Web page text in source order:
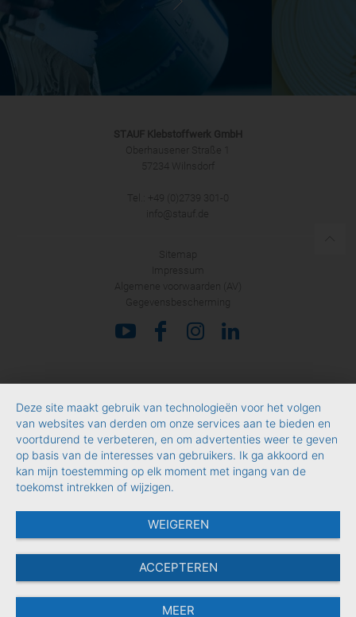
STAUF Klebstoffwerk GmbH
Oberhausener Straße 1
57234 Wilnsdorf
Tel.: +49 (0)2739 301-0
info@stauf.de
Sitemap
Impressum
Algemene voorwaarden (AV)
Gegevensbescherming
Deze site maakt gebruik van technologieën voor het volgen
van websites van derden om onze services aan te bieden en
voortdurend te verbeteren, en om advertenties weer te geven
op basis van de interesses van gebruikers. Ik ga akkoord en
kan mijn toestemming op elk moment met ingang van de
toekomst intrekken of wijzigen.
WEIGEREN
ACCEPTEREN
MEER